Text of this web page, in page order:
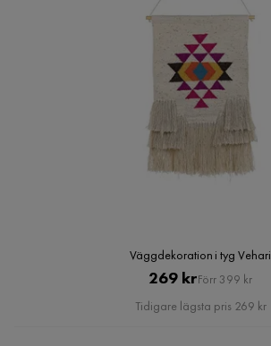
Väggdekoration i tyg Vehari
Pris
269 krOriginal
Pris
Förr 399 kr
Tidigare lägsta pris 269 kr